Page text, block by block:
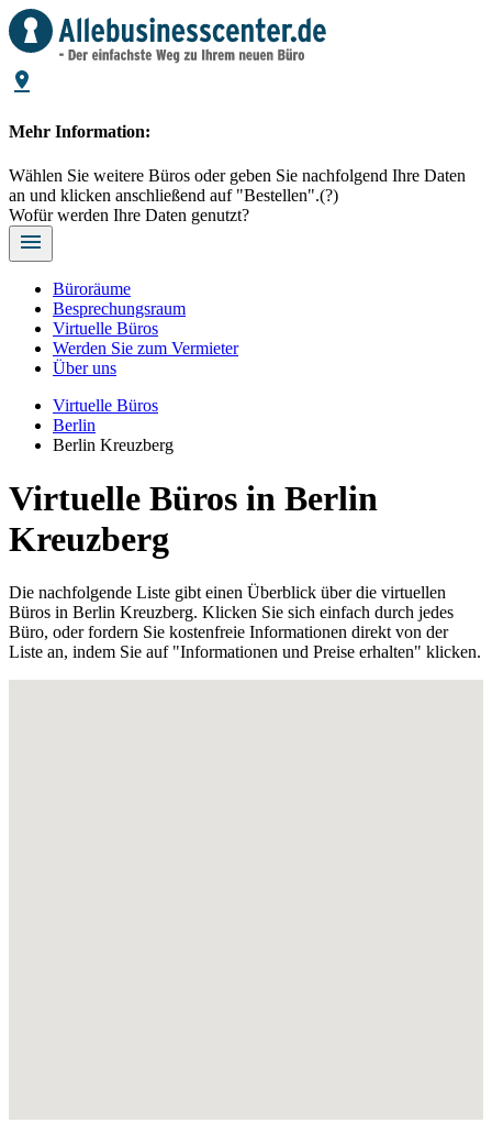
Mehr Information:
Wählen Sie weitere Büros oder geben Sie nachfolgend Ihre Daten
an und klicken anschließend auf "Bestellen".(?)
Wofür werden Ihre Daten genutzt?
Büroräume
Besprechungsraum
Virtuelle Büros
Werden Sie zum Vermieter
Über uns
Virtuelle Büros
Berlin
Berlin Kreuzberg
Virtuelle Büros in Berlin
Kreuzberg
Die nachfolgende Liste gibt einen Überblick über die virtuellen
Büros in Berlin Kreuzberg. Klicken Sie sich einfach durch jedes
Büro, oder fordern Sie kostenfreie Informationen direkt von der
Liste an, indem Sie auf "Informationen und Preise erhalten" klicken.